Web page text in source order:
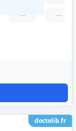
—
—
doctolib.fr